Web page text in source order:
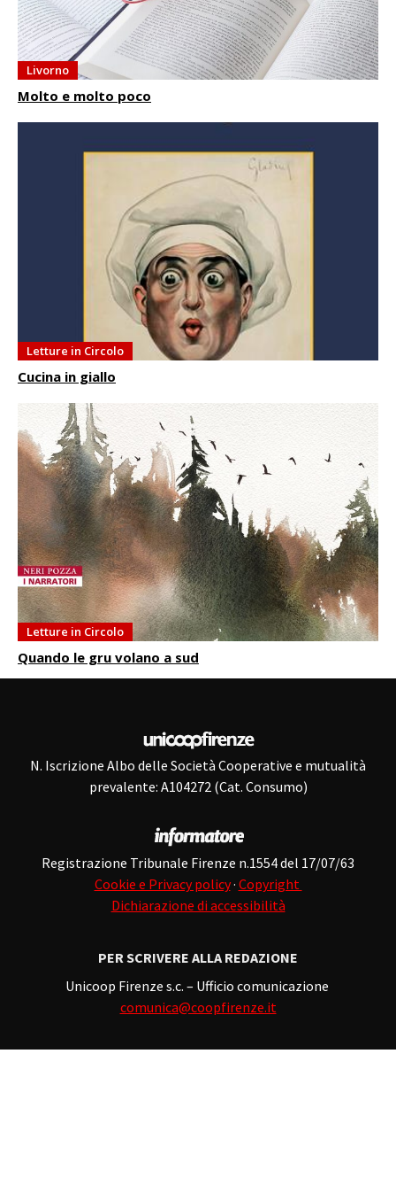
Livorno
Molto e molto poco
Letture in Circolo
Cucina in giallo
Letture in Circolo
Quando le gru volano a sud
N. Iscrizione Albo delle Società Cooperative e mutualità
prevalente: A104272 (Cat. Consumo)
Registrazione Tribunale Firenze n.1554 del 17/07/63
Cookie e Privacy policy· Copyright
Dichiarazione di accessibilità
PER SCRIVERE ALLA REDAZIONE
Unicoop Firenze s.c. – Ufficio comunicazione
comunica@coopfirenze.it